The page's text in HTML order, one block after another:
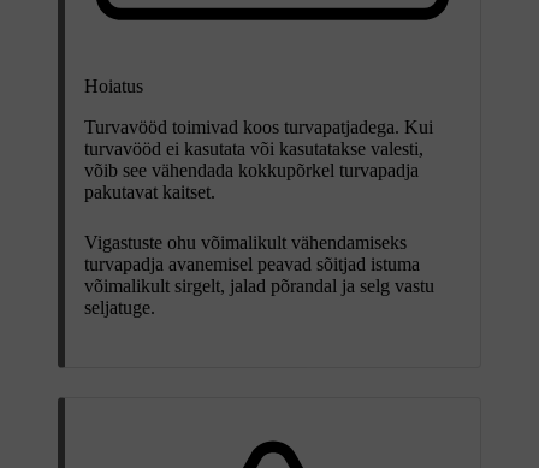
Hoiatus
Turvavööd toimivad koos turvapatjadega. Kui
turvavööd ei kasutata või kasutatakse valesti,
võib see vähendada kokkupõrkel turvapadja
pakutavat kaitset.
Vigastuste ohu võimalikult vähendamiseks
turvapadja avanemisel peavad sõitjad istuma
võimalikult sirgelt, jalad põrandal ja selg vastu
seljatuge.